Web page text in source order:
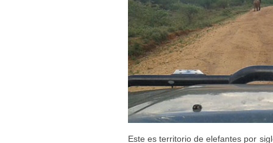
Este es territorio de elefantes por